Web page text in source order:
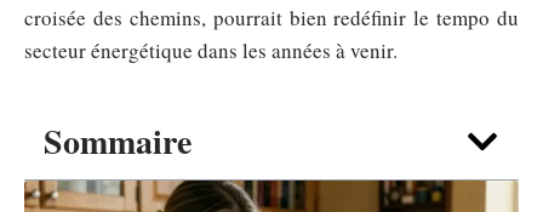
Sommaire
croisée des chemins, pourrait bien redéfinir le tempo du
secteur énergétique dans les années à venir.